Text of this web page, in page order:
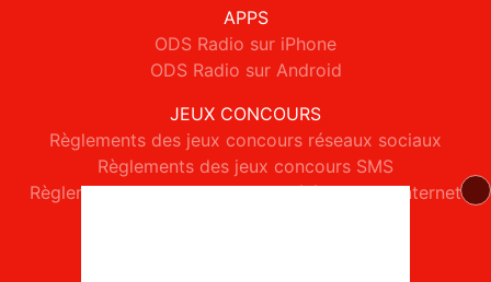
APPS
ODS Radio sur iPhone
ODS Radio sur Android
JEUX CONCOURS
Règlements des jeux concours réseaux sociaux
Règlements des jeux concours SMS
Règlements des jeux concours téléphone et internet